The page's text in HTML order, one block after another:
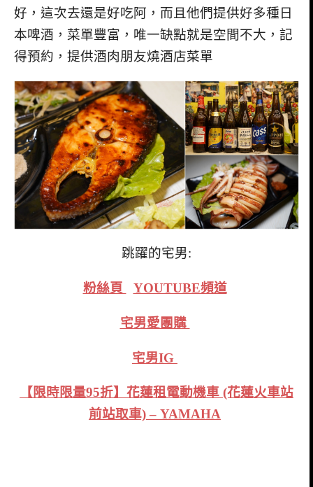
好，這次去還是好吃阿，而且他們提供好多種日
本啤酒，菜單豐富，唯一缺點就是空間不大，記
得預約，提供酒肉朋友燒酒店菜單
跳躍的宅男:
粉絲頁 YOUTUBE頻道
宅男愛團購
宅男IG
【限時限量95折】花蓮租電動機車 (花蓮火車站
前站取車) – YAMAHA